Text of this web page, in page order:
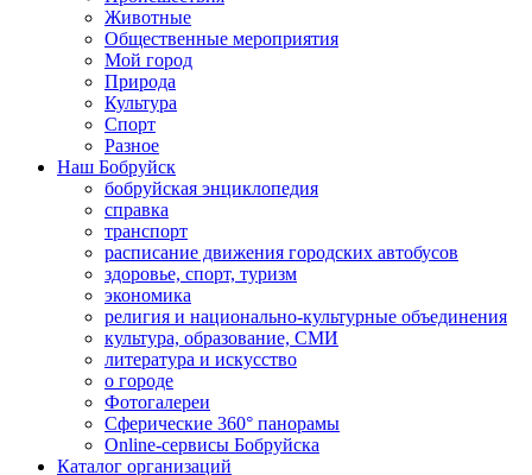
Животные
Общественные мероприятия
Мой город
Природа
Культура
Спорт
Разное
Наш Бобруйск
бобруйская энциклопедия
справка
транспорт
расписание движения городских автобусов
здоровье, спорт, туризм
экономика
религия и национально-культурные объединения
культура, образование, СМИ
литература и искусство
о городе
Фотогалереи
Сферические 360° панорамы
Online-сервисы Бобруйска
Каталог организаций